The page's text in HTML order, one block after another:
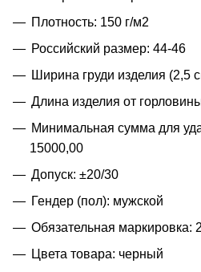
Плотность: 150 г/м2
Российский размер: 44-46
Ширина груди изделия (2,5
Длина изделия от
Минимальная сумма для
15000,00
Допуск: ±20/30
Гендер (пол): мужской
Обязательная маркировка:
Цвета товара: черный